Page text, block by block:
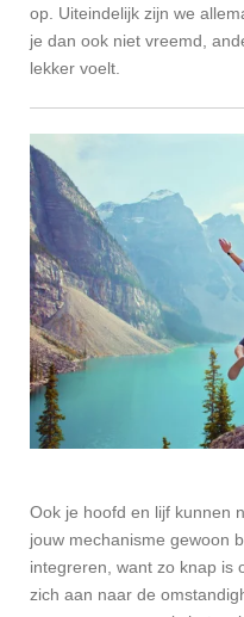
op. Uiteindelijk zijn we
je dan ook niet vreemd,
lekker voelt.
Ook je hoofd en lijf kunnen
jouw mechanisme gewoon
integreren, want zo knap is
zich aan naar de